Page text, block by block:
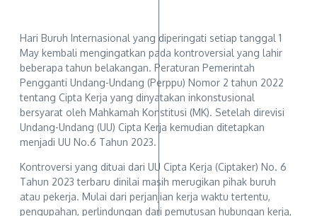
Hari Buruh Internasional yang diperingati setiap tanggal 1
May kembali mengingatkan pada kontroversial yang lahir
beberapa tahun belakangan. Peraturan Pemerintah
Pengganti Undang-Undang (Perppu) Nomor 2 tahun 2022
tentang Cipta Kerja yang dinyatakan inkonstusional
bersyarat oleh Mahkamah Konstitusi (MK). Setelah direvisi
Undang-Undang (UU) Cipta Kerja kemudian ditetapkan
menjadi UU No.6 Tahun 2023.
Kontroversi yang dituai dari UU Cipta Kerja (Ciptaker) No. 6
Tahun 2023 terbaru dinilai masih merugikan pihak buruh
atau pekerja. Mulai dari perjanjian kerja waktu tertentu,
pengupahan, perlindungan dari pemutusan hubungan kerja,